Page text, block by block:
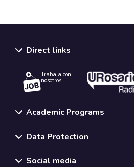
Direct links
Trabaja con
nosotros.
Academic Programs
Data Protection
Social media